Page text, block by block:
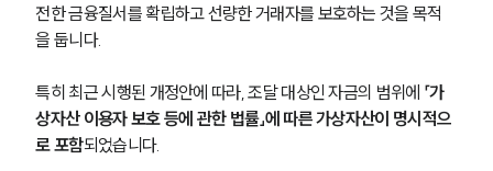
전한 금융질서를 확립하고 선량한 거래자를 보호하는 것을 목적
을 둡니다.
특히 최근 시행된 개정안에 따라, 조달 대상인 자금의 범위에 「가
상자산 이용자 보호 등에 관한 법률」에 따른 가상자산이 명시적으
로 포함되었습니다.